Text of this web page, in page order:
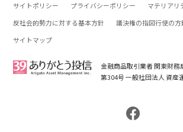
サイトポリシー プライバシーポリシー
マテリアリ
反社会的勢力に対する基本方針
議決権の指図行使の方
サイトマップ
金融商品取引業者 関東財務
第304号 一般社団法人 資産